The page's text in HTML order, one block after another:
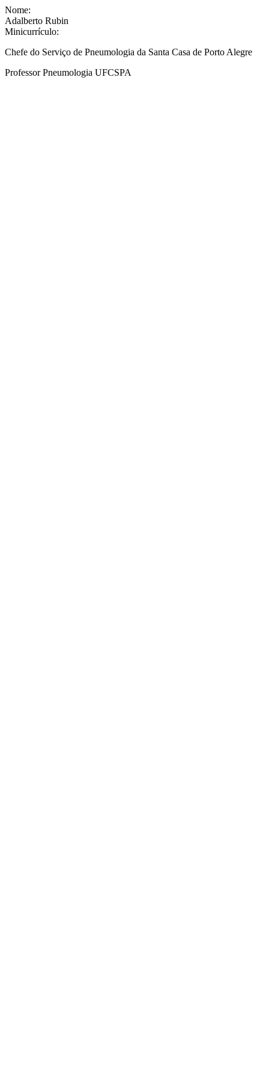
Nome:
Adalberto Rubin
Minicurrículo:
Chefe do Serviço de Pneumologia da Santa Casa de Porto Alegre
Professor Pneumologia UFCSPA